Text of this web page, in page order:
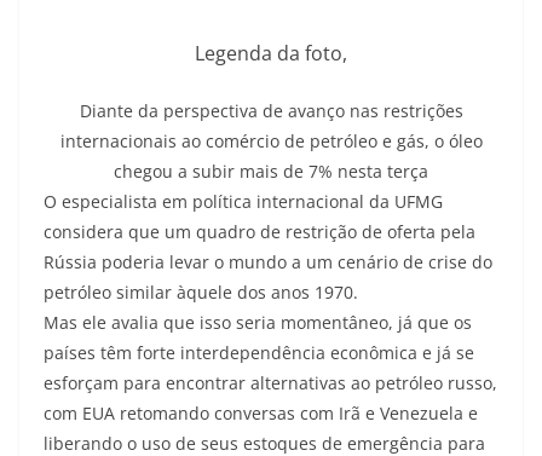
Legenda da foto,
Diante da perspectiva de avanço nas restrições
internacionais ao comércio de petróleo e gás, o óleo
chegou a subir mais de 7% nesta terça
O especialista em política internacional da UFMG
considera que um quadro de restrição de oferta pela
Rússia poderia levar o mundo a um cenário de crise do
petróleo similar àquele dos anos 1970.
Mas ele avalia que isso seria momentâneo, já que os
países têm forte interdependência econômica e já se
esforçam para encontrar alternativas ao petróleo russo,
com EUA retomando conversas com Irã e Venezuela e
liberando o uso de seus estoques de emergência para